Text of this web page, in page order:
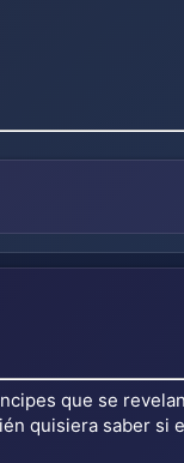
que se
quisiera saber si